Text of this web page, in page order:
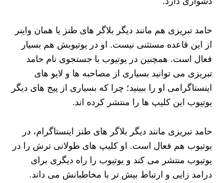
حامد تبریزی هم مانند دیگر بلاگر های طنز یا همان واینر
از این قاعده مستثنی نیست. او در یوتیوبش هم بسیار
فعال است. همچنین در یوتیوب با جستجوی نام حامد
تبریزی می توانید بسیاری از مصاحبه ها و لایو های
اینستاگرامی او را ببینید؛ چرا که بسیاری از پیج های دیگر
یوتیوب این کلیپ ها را منتشر کرده اند.
حامد تبریزی مانند دیگر بلاگر های طنز اینستاگرام، در
یوتیوب هم فعال است. او کلیپ های طولانی ترش را در
یوتیوب منتشر می کند و یوتیوب را راه دیگری برای
درامد زایی و ارتباط بیش تر با مخاطبانش می داند.